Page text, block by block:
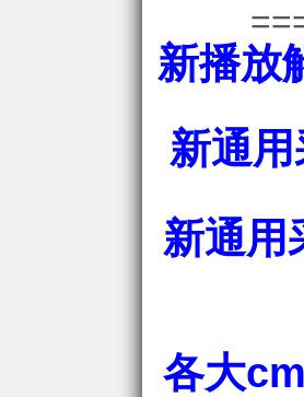
新播放
新通
新通
各大